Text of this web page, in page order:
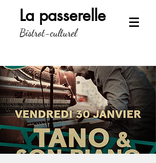
La passerelle
Bistrot-culturel